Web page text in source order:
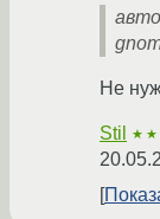
Не
Stil